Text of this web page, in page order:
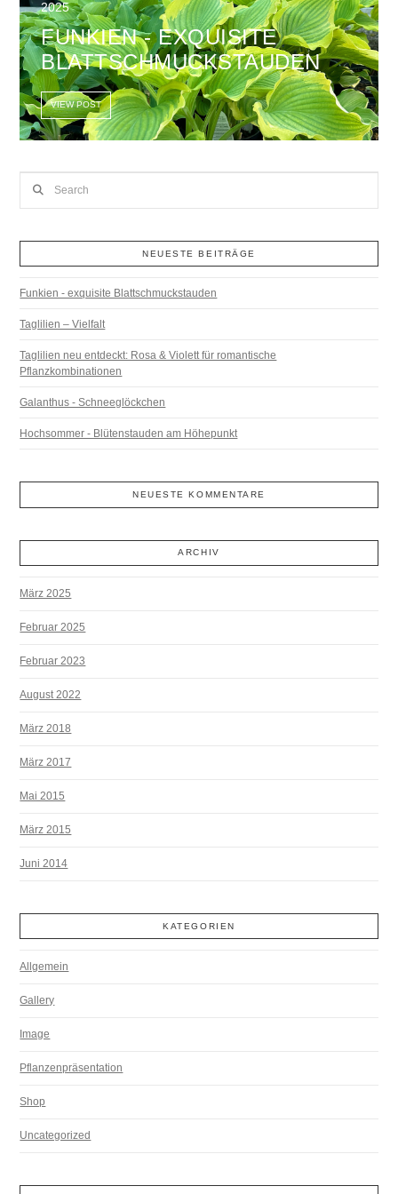
2025
FUNKIEN - EXQUISITE
BLATTSCHMUCKSTAUDEN
VIEW POST
NEUESTE BEITRÄGE
Funkien - exquisite Blattschmuckstauden
Taglilien – Vielfalt
Taglilien neu entdeckt: Rosa & Violett für romantische
Pflanzkombinationen
Galanthus - Schneeglöckchen
Hochsommer - Blütenstauden am Höhepunkt
NEUESTE KOMMENTARE
ARCHIV
März 2025
Februar 2025
Februar 2023
August 2022
März 2018
März 2017
Mai 2015
März 2015
Juni 2014
KATEGORIEN
Allgemein
Gallery
Image
Pflanzenpräsentation
Shop
Uncategorized